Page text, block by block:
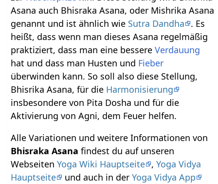
Asana auch Bhisraka Asana, oder Mishrika Asana
genannt und ist ähnlich wie Sutra Dandha
. Es
heißt, dass wenn man dieses Asana regelmäßig
praktiziert, dass man eine bessereVerdauung
hat und dass man Husten und Fieber
überwinden kann. So soll also diese Stellung,
Bhisrika Asana, für die Harmonisierung
insbesondere von Pita Dosha und für die
Aktivierung von Agni, dem Feuer helfen.
Alle Variationen und weitere Informationen von
Bhisraka Asana findest du auf unseren
WebseitenYoga Wiki Hauptseite ,Yoga Vidya
Hauptseite
und auch in derYoga Vidya App